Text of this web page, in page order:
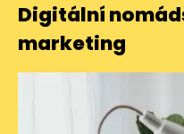
Digitální
marketing